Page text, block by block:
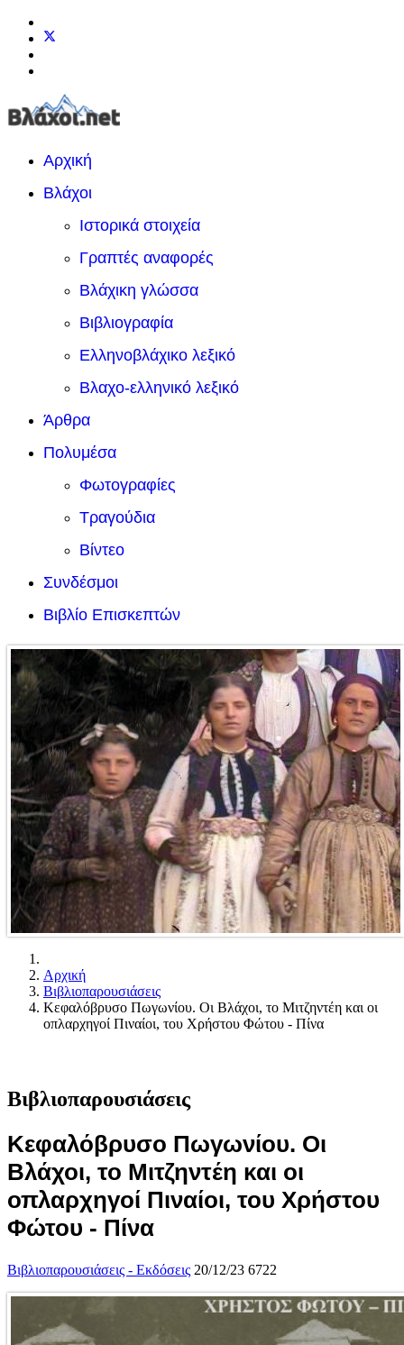
Αρχική
Βλάχοι
Ιστορικά στοιχεία
Γραπτές αναφορές
Βλάχικη γλώσσα
Βιβλιογραφία
Ελληνοβλάχικο λεξικό
Βλαχο-ελληνικό λεξικό
Άρθρα
Πολυμέσα
Φωτογραφίες
Τραγούδια
Βίντεο
Συνδέσμοι
Βιβλίο Επισκεπτών
Αρχική
Βιβλιοπαρουσιάσεις
Κεφαλόβρυσο Πωγωνίου. Οι Βλάχοι, το Μιτζηντέη και οι
οπλαρχηγοί Πιναίοι, του Χρήστου Φώτου - Πίνα
Βιβλιοπαρουσιάσεις
Κεφαλόβρυσο Πωγωνίου. Οι
Βλάχοι, το Μιτζηντέη και οι
οπλαρχηγοί Πιναίοι, του Χρήστου
Φώτου - Πίνα
Βιβλιοπαρουσιάσεις - Εκδόσεις 20/12/23 6722